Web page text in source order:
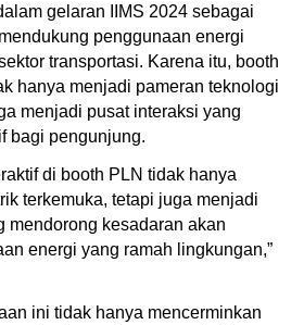
gelaran IIMS 2024 sebagai
penggunaan energi
transportasi. Karena itu, booth
hanya menjadi pameran teknologi
menjadi pusat interaksi yang
bagi pengunjung.
di booth PLN tidak hanya
terkemuka, tetapi juga menjadi
mendorong kesadaran akan
energi yang ramah lingkungan,”
ini tidak hanya mencerminkan